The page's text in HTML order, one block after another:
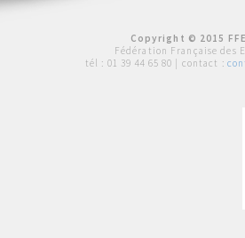
Copyright © 2015
Fédération Française des
tél : 01 39 44 65 80 | contact :